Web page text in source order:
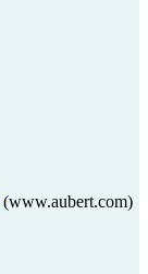
(www.aubert.com)